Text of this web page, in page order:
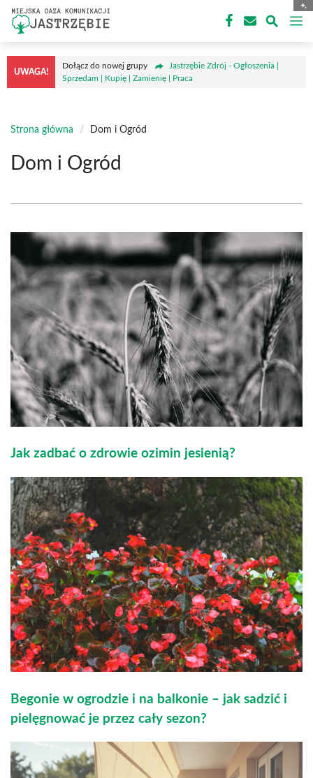
Przejdź
treści
UWAGA!
Dołącz do nowej grupy
Jastrzębie Zdrój - Ogłoszenia |
Sprzedam | Kupię | Zamienię | Praca
Strona główna / Dom i Ogród
Dom i Ogród
Jak zadbać o zdrowie ozimin jesienią?
Begonie w ogrodzie i na balkonie – jak sadzić i
pielęgnować je przez cały sezon?